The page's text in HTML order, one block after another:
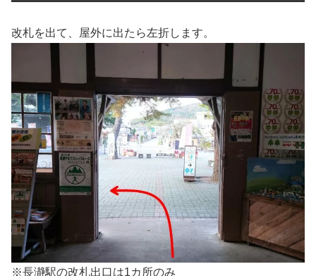
改札を出て、屋外に出たら左折します。
※長瀞駅の改札出口は1カ所のみ